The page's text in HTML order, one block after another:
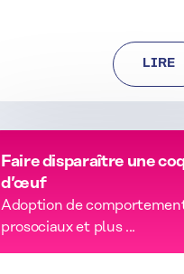
LIRE
Faire disparaître une
d’œuf
Adoption de
prosociaux et plus ...